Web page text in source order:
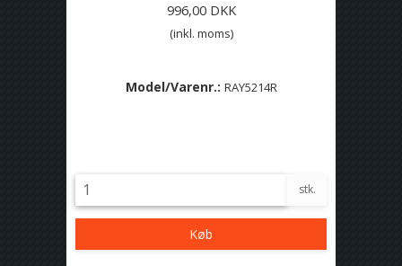
996,00 DKK
(inkl. moms)
Model/Varenr.: RAY5214R
stk.
Køb